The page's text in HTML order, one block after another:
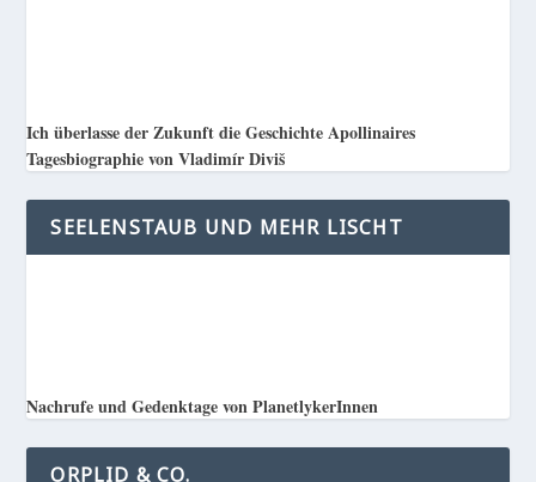
Ich überlasse der Zukunft die Geschichte Apollinaires
Tagesbiographie von Vladimír Diviš
SEELENSTAUB UND MEHR LISCHT
Nachrufe und Gedenktage von PlanetlykerInnen
ORPLID & CO.